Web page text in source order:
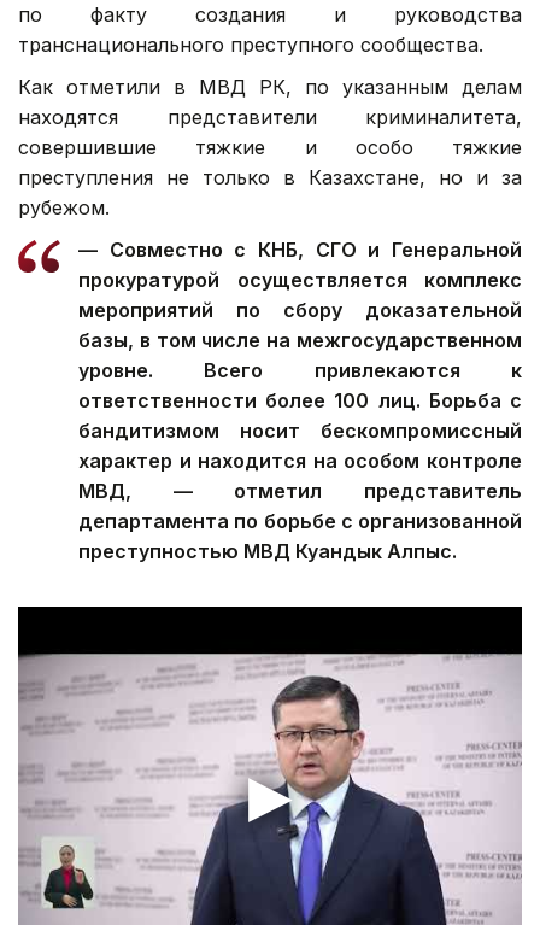
по факту создания и руководства
транснационального преступного сообщества.
Как отметили в МВД РК, по указанным делам
находятся представители криминалитета,
совершившие тяжкие и особо тяжкие
преступления не только в Казахстане, но и за
рубежом.
— Совместно с КНБ, СГО и Генеральной
прокуратурой осуществляется комплекс
мероприятий по сбору доказательной
базы, в том числе на межгосударственном
уровне. Всего привлекаются к
ответственности более 100 лиц. Борьба с
бандитизмом носит бескомпромиссный
характер и находится на особом контроле
МВД, — отметил представитель
департамента по борьбе с организованной
преступностью МВД Куандык Алпыс.